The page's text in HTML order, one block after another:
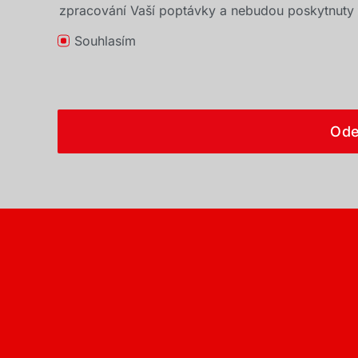
zpracování Vaší poptávky a nebudou poskytnuty
Souhlasím